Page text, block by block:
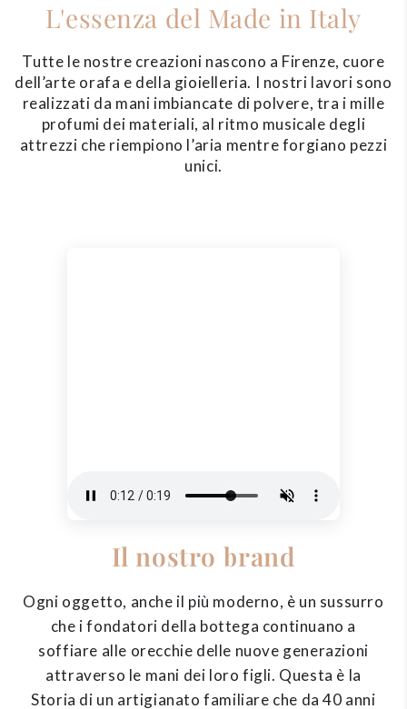
L'essenza del Made in Italy
Tutte le nostre creazioni nascono a Firenze, cuore
dell’arte orafa e della gioielleria. I nostri lavori sono
realizzati da mani imbiancate di polvere, tra i mille
profumi dei materiali, al ritmo musicale degli
attrezzi che riempiono l’aria mentre forgiano pezzi
unici.
Il nostro brand
Ogni oggetto, anche il più moderno, è un sussurro
che i fondatori della bottega continuano a
soffiare alle orecchie delle nuove generazioni
attraverso le mani dei loro figli. Questa è la
Storia di un artigianato familiare che da 40 anni